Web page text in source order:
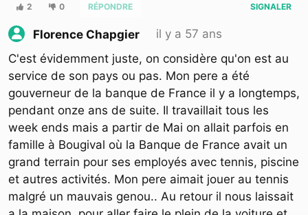
2 0 RÉPONDRE SIGNALER
Florence Chapgier
il y a 57 ans
C'est évidemment juste, on considère qu'on est au
service de son pays ou pas. Mon pere a été
gouverneur de la banque de France il y a longtemps,
pendant onze ans de suite. Il travaillait tous les
week ends mais a partir de Mai on allait parfois en
famille à Bougival où la Banque de France avait un
grand terrain pour ses employés avec tennis, piscine
et autres activités. Mon pere aimait jouer au tennis
malgré un mauvais genou.. Au retour il nous laissait